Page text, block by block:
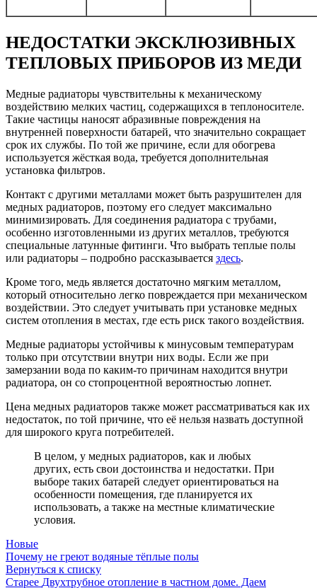
НЕДОСТАТКИ ЭКСКЛЮЗИВНЫХ
ТЕПЛОВЫХ ПРИБОРОВ ИЗ МЕДИ
Медные радиаторы чувствительны к механическому
воздействию мелких частиц, содержащихся в теплоносителе.
Такие частицы наносят абразивные повреждения на
внутренней поверхности батарей, что значительно сокращает
срок их службы. По той же причине, если для обогрева
используется жёсткая вода, требуется дополнительная
установка фильтров.
Контакт с другими металлами может быть разрушителен для
медных радиаторов, поэтому его следует максимально
минимизировать. Для соединения радиатора с трубами,
особенно изготовленными из других металлов, требуются
специальные латунные фитинги. Что выбрать теплые полы
или радиаторы – подробно рассказывается здесь.
Кроме того, медь является достаточно мягким металлом,
который относительно легко повреждается при механическом
воздействии. Это следует учитывать при установке медных
систем отопления в местах, где есть риск такого воздействия.
Медные радиаторы устойчивы к минусовым температурам
только при отсутствии внутри них воды. Если же при
замерзании вода по каким-то причинам находится внутри
радиатора, он со стопроцентной вероятностью лопнет.
Цена медных радиаторов также может рассматриваться как их
недостаток, по той причине, что её нельзя назвать доступной
для широкого круга потребителей.
В целом, у медных радиаторов, как и любых
других, есть свои достоинства и недостатки. При
выборе таких батарей следует ориентироваться на
особенности помещения, где планируется их
использовать, а также на местные климатические
условия.
Новые
Почему не греют водяные тёплые полы
Вернуться к списку
Старее Двухтрубное отопление в частном доме. Даем